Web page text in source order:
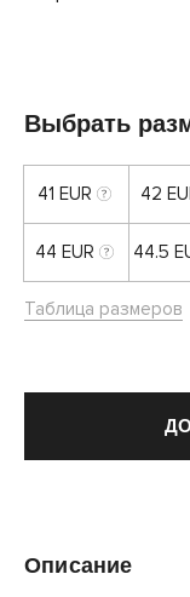
Выбрать
41 EUR 42
44 EUR 44.5
Таблица размеров
Описание